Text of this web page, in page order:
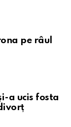
pe râul
a ucis fosta